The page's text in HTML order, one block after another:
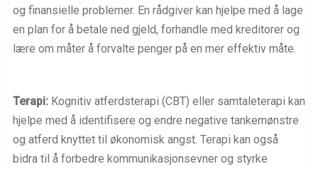
og finansielle problemer. En rådgiver kan hjelpe med å lage
en plan for å betale ned gjeld, forhandle med kreditorer og
lære om måter å forvalte penger på en mer effektiv måte.
Terapi:Kognitiv atferdsterapi (CBT) eller samtaleterapi kan
hjelpe med å identifisere og endre negative tankemønstre
og atferd knyttet til økonomisk angst. Terapi kan også
bidra til å forbedre kommunikasjonsevner og styrke